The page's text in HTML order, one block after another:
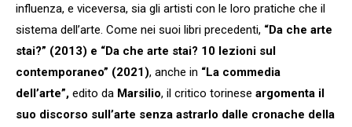
influenza, e viceversa, sia gli artisti con le loro pratiche che il
sistema dell’arte. Come nei suoi libri precedenti, “Da che arte
stai?” (2013) e “Da che arte stai? 10 lezioni sul
contemporaneo” (2021), anche in “La commedia
dell’arte”, edito da Marsilio, il critico torinese argomenta il
suo discorso sull’arte senza astrarlo dalle cronache della